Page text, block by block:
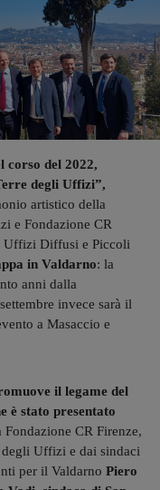
corso del 2022,
degli Uffizi”,
artistico della
e Fondazione CR
Uffizi Diffusi e Piccoli
in Valdarno: la
anni dalla
invece sarà il
a Masaccio e
il legame del
è stato presentato
CR Firenze,
Uffizi e dai sindaci
per il Valdarno Piero